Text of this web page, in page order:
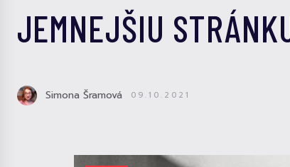
JEMNEJŠIU
Simona Šramová 09.10.2021